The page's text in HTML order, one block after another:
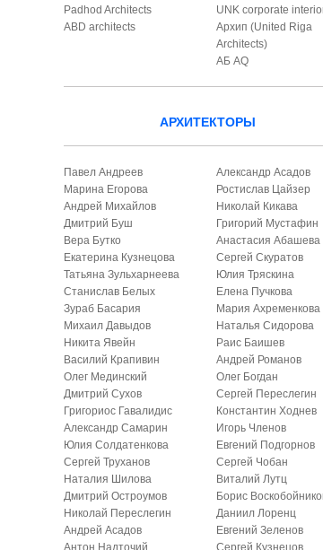
Padhod Architects
ABD architects
UNK corporate
Архип (United Riga
Architects)
АБ AQ
АРХИТЕКТОРЫ
Павел Андреев
Марина Егорова
Андрей Михайлов
Дмитрий Буш
Вера Бутко
Екатерина Кузнецова
Татьяна Зульхарнеева
Станислав Белых
Зураб Басария
Михаил Давыдов
Никита Явейн
Василий Крапивин
Олег Мединский
Дмитрий Сухов
Григориос Гавалидис
Александр Самарин
Юлия Солдатенкова
Сергей Труханов
Наталия Шилова
Дмитрий Остроумов
Николай Переслегин
Андрей Асадов
Антон Надточий
Александр Асадов
Ростислав Цайзер
Николай Кикава
Григорий Мустафин
Анастасия Абашева
Сергей Скуратов
Юлия Тряскина
Елена Пучкова
Мария Ахременкова
Наталья Сидорова
Раис Баишев
Андрей Романов
Олег Богдан
Сергей Переслегин
Константин Ходнев
Игорь Членов
Евгений Подгорнов
Сергей Чобан
Виталий Лутц
Борис
Даниил Лоренц
Евгений Зеленов
Сергей Кузнецов